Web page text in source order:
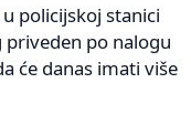
policijskoj stanici
priveden po nalogu
će danas imati više